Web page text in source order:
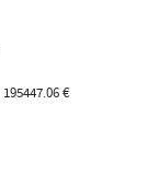
195447.06 €